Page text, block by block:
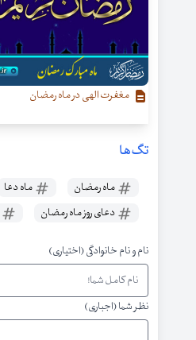
مغفرت الهی در ماه رمضان
تگ‌ها
ماه رمضان ماه دعا
دعای روز ماه رمضان
نام و نام خانوادگی (اختیاری)
نظر شما (اجباری)